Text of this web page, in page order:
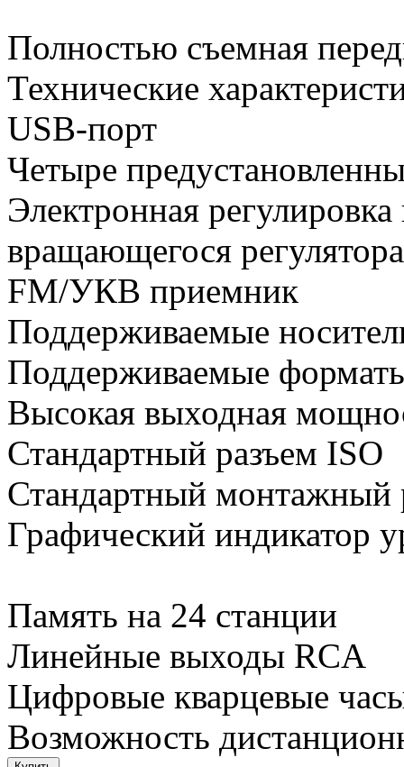
Полностью съемная
Технические
USB-порт
Четыре
Электронная
вращающегося регулятора
FM/УКВ приемник
Поддерживаемые
Поддерживаемые
Высокая выходная
Стандартный разъем ISO
Стандартный монтажный
Графический индикатор
Память на 24 станции
Линейные выходы RCA
Цифровые кварцевые
Возможность